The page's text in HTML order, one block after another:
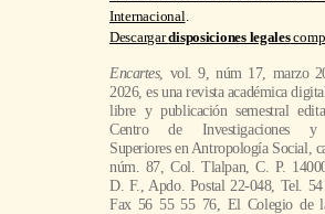
Internacional.
Descargardisposiciones legales
Encartes, vol. 9, núm 17, marzo
2026, es una revista académica
libre y publicación semestral
Centro de Investigaciones y
Superiores en Antropología Social,
núm. 87, Col. Tlalpan, C. P.
D. F., Apdo. Postal 22-048, Tel.
Fax 56 55 55 76, El Colegio de